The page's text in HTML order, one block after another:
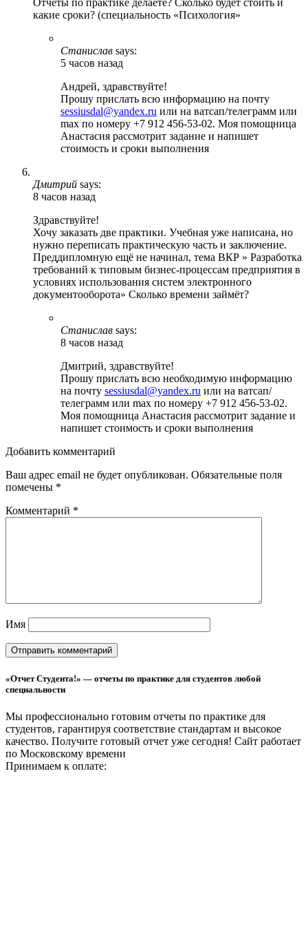
Отчёты по практике делаете? Сколько будет стоить и
какие сроки? (специальность «Психология»
Станислав says:
5 часов назад
Андрей, здравствуйте!
Прошу прислать всю информацию на почту
sessiusdal@yandex.ru или на ватсап/телеграмм или
max по номеру +7 912 456-53-02. Моя помощница
Анастасия рассмотрит задание и напишет
стоимость и сроки выполнения
Дмитрий says:
8 часов назад
Здравствуйте!
Хочу заказать две практики. Учебная уже написана, но
нужно переписать практическую часть и заключение.
Преддипломную ещё не начинал, тема ВКР » Разработка
требований к типовым бизнес-процессам предприятия в
условиях использования систем электронного
документооборота» Сколько времени займёт?
Станислав says:
8 часов назад
Дмитрий, здравствуйте!
Прошу прислать всю необходимую информацию
на почту sessiusdal@yandex.ru или на ватсап/
телеграмм или max по номеру +7 912 456-53-02.
Моя помощница Анастасия рассмотрит задание и
напишет стоимость и сроки выполнения
Добавить комментарий
Ваш адрес email не будет опубликован. Обязательные поля
помечены *
Комментарий *
Имя
«Отчет Студента!» — отчеты по практике для студентов любой
специальности
Мы профессионально готовим отчеты по практике для
студентов, гарантируя соответствие стандартам и высокое
качество. Получите готовый отчет уже сегодня! Сайт работает
по Московскому времени
Принимаем к оплате: